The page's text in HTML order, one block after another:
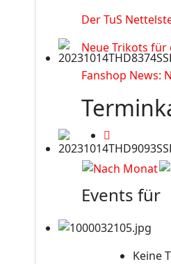
Der TuS
Neue Trikots für
Fanshop News:
Events für
Keine